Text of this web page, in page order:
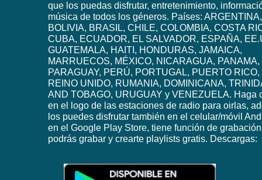
que los puedas disfrutar, entretenimiento,
música de todos los géneros. Países: ARGENTINA,
BOLIVIA, BRASIL, CHILE, COLOMBIA, COSTA
CUBA, ECUADOR, EL SALVADOR, ESPAÑA,
GUATEMALA, HAITI, HONDURAS, JAMAICA,
MARRUECOS, MÉXICO, NICARAGUA, PANAMA,
PARAGUAY, PERÚ, PORTUGAL, PUERTO RICO,
REINO UNIDO, RUMANIA, DOMINICANA,
AND TOBAGO, URUGUAY y VENEZUELA. Haga
en el logo de las estaciones de radio para oirlas,
los puedes disfrutar también en el celular/móvil
en el Google Play Store, tiene función de
podrás grabar y crearte playlists gratis. Descargas: